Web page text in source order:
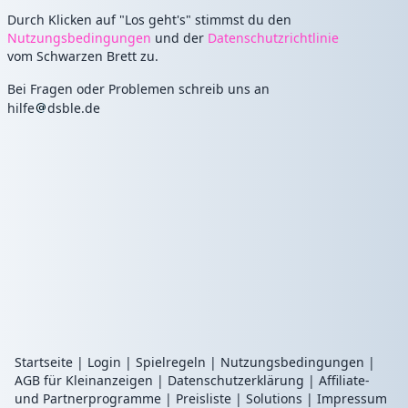
Durch Klicken auf "Los geht's" stimmst du den
Nutzungsbedingungen und der Datenschutzrichtlinie
vom Schwarzen Brett zu.
Bei Fragen oder Problemen schreib uns an
hilfe
dsble.de
Startseite | Login | Spielregeln | Nutzungsbedingungen |
AGB für Kleinanzeigen | Datenschutzerklärung | Affiliate-
und Partnerprogramme | Preisliste | Solutions | Impressum